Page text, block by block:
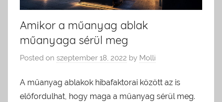
Amikor a műanyag ablak
műanyaga sérül meg
Posted on szeptember 18, 2022 by Molli
A műanyag ablakok hibafaktorai között az is
előfordulhat, hogy maga a műanyag sérül meg.